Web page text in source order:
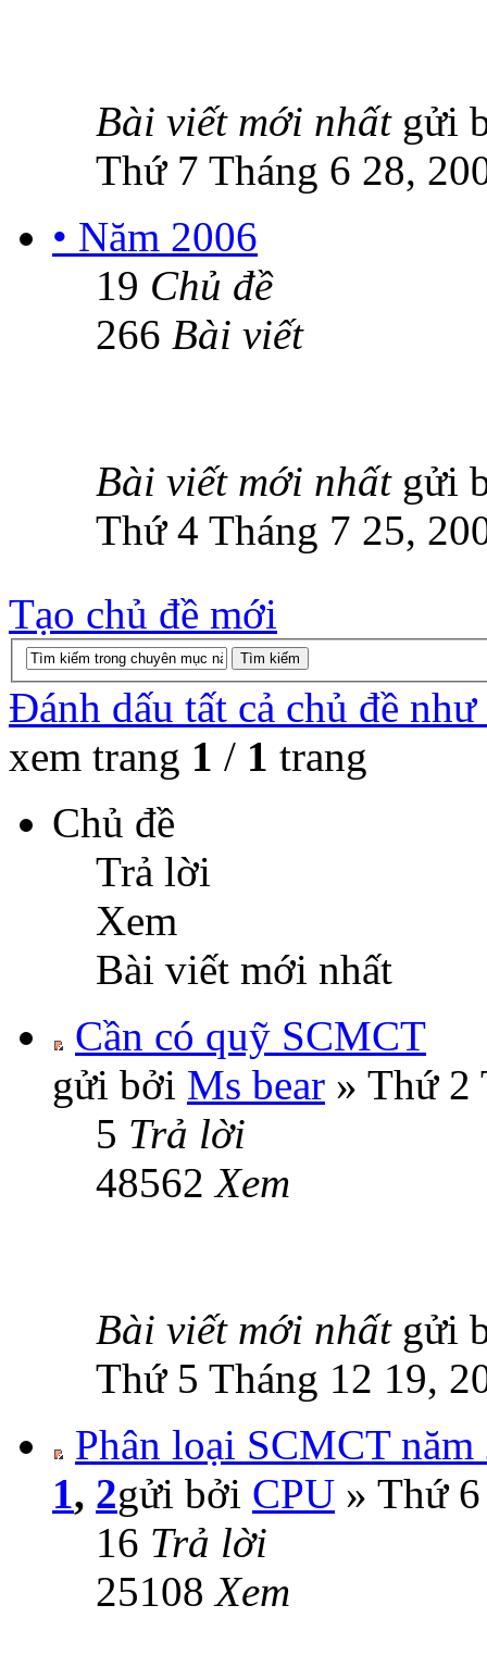
Bài viết mới nhấtgửi
Thứ 7 Tháng 6 28,
• Năm 2006
19 Chủ đề
266 Bài viết
Bài viết mới nhấtgửi
Thứ 4 Tháng 7 25,
Tạo chủ đề mới
Đánh dấu tất cả chủ đề
xem trang 1 / 1 trang
Chủ đề
Trả lời
Xem
Bài viết mới nhất
Cần có quỹ SCMCT
gửi bởi Ms bear » Thứ 2
5 Trả lời
48562Xem
Bài viết mới nhất gửi
Thứ 5 Tháng 12 19,
Phân loại SCMCT năm
1, 2gửi bởi CPU » Thứ
16 Trả lời
25108Xem